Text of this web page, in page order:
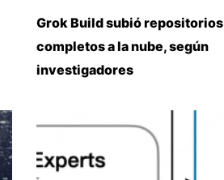
Grok Build subió repositorios
completos a la nube, según
investigadores